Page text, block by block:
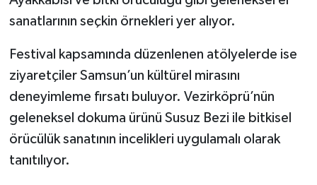
sanatlarının seçkin örnekleri yer alıyor.
Festival kapsamında düzenlenen atölyelerde ise
ziyaretçiler Samsun’un kültürel mirasını
deneyimleme fırsatı buluyor. Vezirköprü’nün
geleneksel dokuma ürünü Susuz Bezi ile bitkisel
örücülük sanatının incelikleri uygulamalı olarak
tanıtılıyor.